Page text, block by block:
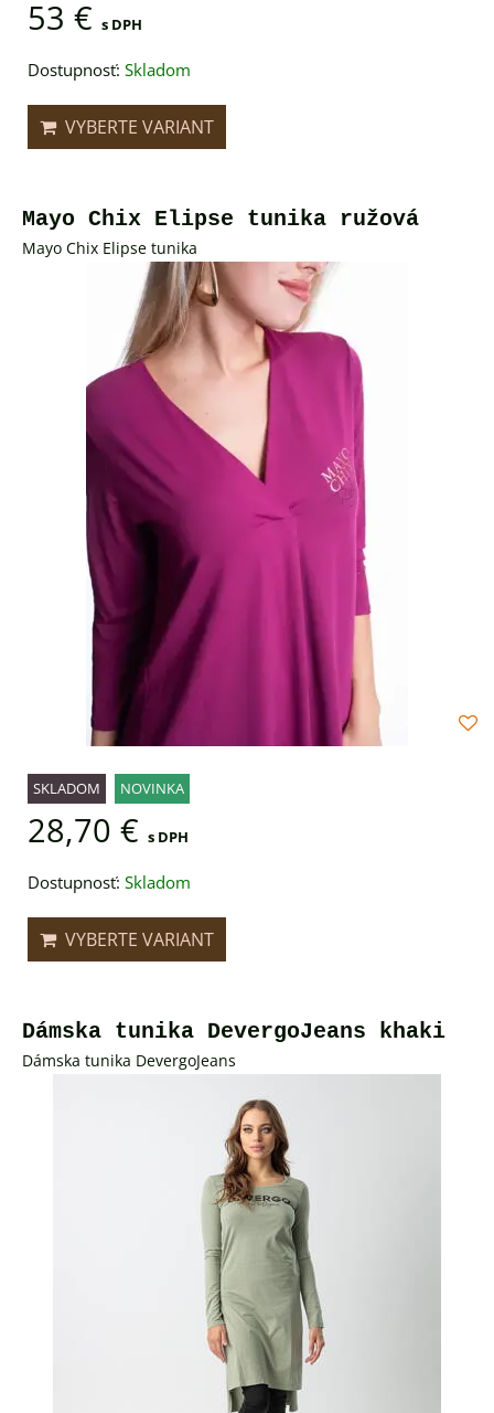
53 € s DPH
Dostupnosť: Skladom
VYBERTE VARIANT
Mayo Chix Elipse tunika ružová
Mayo Chix Elipse tunika
SKLADOM NOVINKA
28,70 € s DPH
Dostupnosť: Skladom
VYBERTE VARIANT
Dámska tunika DevergoJeans khaki
Dámska tunika DevergoJeans